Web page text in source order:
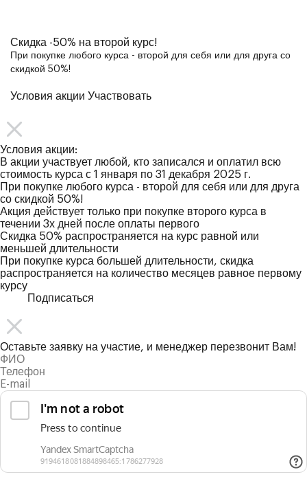
Скидка -50% на второй курс!
При покупке любого курса - второй для себя или для друга со
скидкой 50%!
Условия акции Участвовать
Условия акции:
В акции участвует любой, кто записался и оплатил всю
стоимость курса с 1 января по 31 декабря 2025 г.
При покупке любого курса - второй для себя или для друга
со скидкой 50%!
Акция действует только при покупке второго курса в
течении 3х дней после оплаты первого
Скидка 50% распространяется на курс равной или
меньшей длительности
При покупке курса большей длительности, скидка
распространяется на количество месяцев равное первому
курсу
Подписаться
Оставьте заявку на участие, и менеджер перезвонит Вам!